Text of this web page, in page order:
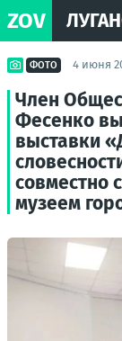
ZOV
ФОТО 4 июня
Член
Фесенко
выставки
совместно
музеем